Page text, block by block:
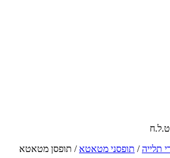
תלייה/ תופסני מטאטא / תופסן מטאטא